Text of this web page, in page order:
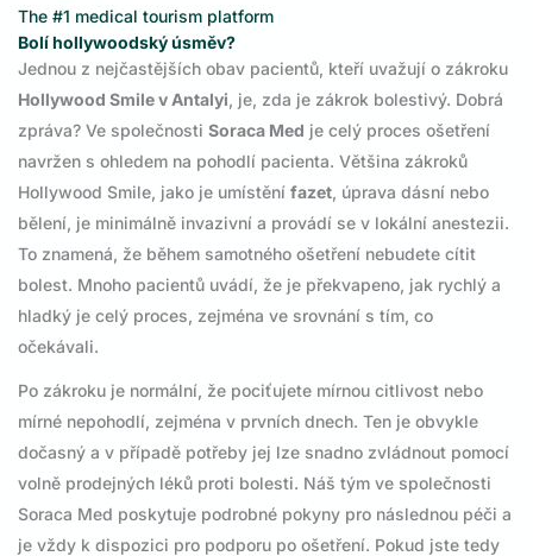
The #1 medical tourism platform
Bolí hollywoodský úsměv?
Jednou z nejčastějších obav pacientů, kteří uvažují o zákroku
Hollywood Smile v Antalyi, je, zda je zákrok bolestivý. Dobrá
zpráva? Ve společnosti Soraca Med je celý proces ošetření
navržen s ohledem na pohodlí pacienta. Většina zákroků
Hollywood Smile, jako je umístění fazet, úprava dásní nebo
bělení, je minimálně invazivní a provádí se v lokální anestezii.
To znamená, že během samotného ošetření nebudete cítit
bolest. Mnoho pacientů uvádí, že je překvapeno, jak rychlý a
hladký je celý proces, zejména ve srovnání s tím, co
očekávali.
Po zákroku je normální, že pociťujete mírnou citlivost nebo
mírné nepohodlí, zejména v prvních dnech. Ten je obvykle
dočasný a v případě potřeby jej lze snadno zvládnout pomocí
volně prodejných léků proti bolesti. Náš tým ve společnosti
Soraca Med poskytuje podrobné pokyny pro následnou péči a
je vždy k dispozici pro podporu po ošetření. Pokud jste tedy